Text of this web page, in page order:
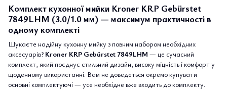
Комплект кухонної мийки Kroner KRP Gebürstet
7849LHM (3.0/1.0 мм) — максимум практичності в
одному комплекті
Шукаєте надійну кухонну мийку з повним набором необхідних
аксесуарів? Kroner KRP Gebürstet 7849LHM — це сучасний
комплект, який поєднує стильний дизайн, високу міцність і комфорт у
щоденному використанні. Вам не доведеться окремо купувати
основні комплектуючі — усе необхідне вже входить до комплекту.